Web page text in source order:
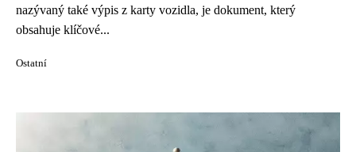
nazývaný také výpis z karty vozidla, je dokument, který
obsahuje klíčové...
Ostatní